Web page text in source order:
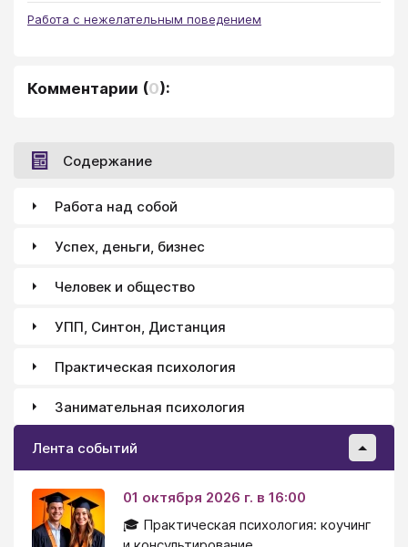
Работа с нежелательным поведением
Комментарии (0):
Содержание
Работа над собой
Успех, деньги, бизнес
Человек и общество
УПП, Синтон, Дистанция
Практическая психология
Занимательная психология
Лента событий
01 октября 2026 г. в 16:00
🎓 Практическая психология: коучинг